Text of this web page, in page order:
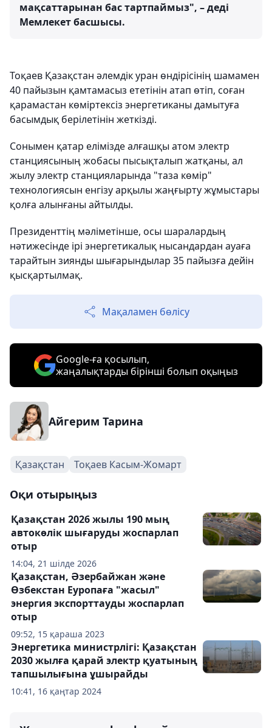
мақсаттарынан бас тартпаймыз", – деді
Мемлекет басшысы.
Тоқаев Қазақстан әлемдік уран өндірісінің шамамен
40 пайызын қамтамасыз ететінін атап өтіп, соған
қарамастан көміртексіз энергетиканы дамытуға
басымдық берілетінін жеткізді.
Сонымен қатар елімізде алғашқы атом электр
станциясының жобасы пысықталып жатқаны, ал
жылу электр станцияларында "таза көмір"
технологиясын енгізу арқылы жаңғырту жұмыстары
қолға алынғаны айтылды.
Президенттің мәліметінше, осы шаралардың
нәтижесінде ірі энергетикалық нысандардан ауаға
тарайтын зиянды шығарындылар 35 пайызға дейін
қысқартылмақ.
Мақаламен бөлісу
Google-ға қосылып,
жаңалықтарды бірінші болып оқыңыз
Айгерим Тарина
Қазақстан Тоқаев Касым-Жомарт
Оқи отырыңыз
14:04, 21 шілде 2026
Қазақстан 2026 жылы 190 мың
автокөлік шығаруды жоспарлап
отыр
09:52, 15 қараша 2023
Қазақстан, Әзербайжан және
Өзбекстан Еуропаға "жасыл"
энергия экспорттауды жоспарлап
отыр
10:41, 16 қаңтар 2024
Энергетика министрлігі: Қазақстан
2030 жылға қарай электр қуатының
тапшылығына ұшырайды